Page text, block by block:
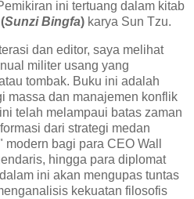
ini tertuang dalam kitab
Sunzi Bingfa) karya Sun Tzu.
dan editor, saya melihat
militer usang yang
tombak. Buku ini adalah
massa dan manajemen konflik
telah melampaui batas zaman
dari strategi medan
bagi para CEO Wall
hingga para diplomat
ini akan mengupas tuntas
kekuatan filosofis